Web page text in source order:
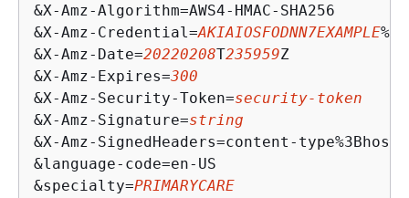
&X-Amz-Algorithm=AWS4-HMAC-SHA256
&X-Amz-Credential=AKIAIOSFODNN7EXAMPLE%2F
&X-Amz-Date=20220208T235959Z
&X-Amz-Expires=300
&X-Amz-Security-Token=security-token
&X-Amz-Signature=string
&X-Amz-SignedHeaders=content-
&language-code=en-US
&specialty=PRIMARYCARE